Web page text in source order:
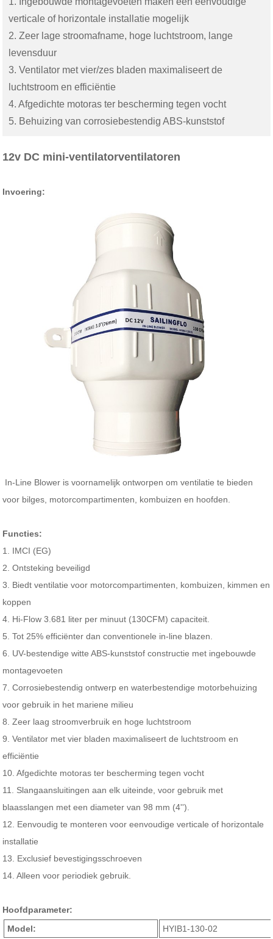
verticale of horizontale installatie mogelijk
2. Zeer lage stroomafname, hoge luchtstroom, lange
levensduur
3. Ventilator met vier/zes bladen maximaliseert de
luchtstroom en efficiëntie
4. Afgedichte motoras ter bescherming tegen vocht
5. Behuizing van corrosiebestendig ABS-kunststof
12v DC mini-ventilatorventilatoren
Invoering:
In-Line Blower is voornamelijk ontworpen om ventilatie te bieden
voor bilges, motorcompartimenten, kombuizen en hoofden.
Functies:
1. IMCI (EG)
2. Ontsteking beveiligd
3. Biedt ventilatie voor motorcompartimenten, kombuizen, kimmen en
koppen
4. Hi-Flow 3.681 liter per minuut (130CFM) capaciteit.
5. Tot 25% efficiënter dan conventionele in-line blazen.
6. UV-bestendige witte ABS-kunststof constructie met ingebouwde
montagevoeten
7. Corrosiebestendig ontwerp en waterbestendige motorbehuizing
voor gebruik in het mariene milieu
8. Zeer laag stroomverbruik en hoge luchtstroom
9. Ventilator met vier bladen maximaliseert de luchtstroom en
efficiëntie
10. Afgedichte motoras ter bescherming tegen vocht
11. Slangaansluitingen aan elk uiteinde, voor gebruik met
blaasslangen met een diameter van 98 mm (4'').
12. Eenvoudig te monteren voor eenvoudige verticale of horizontale
installatie
13. Exclusief bevestigingsschroeven
14. Alleen voor periodiek gebruik.
Hoofdparameter:
Model:
HYIB1-130-02